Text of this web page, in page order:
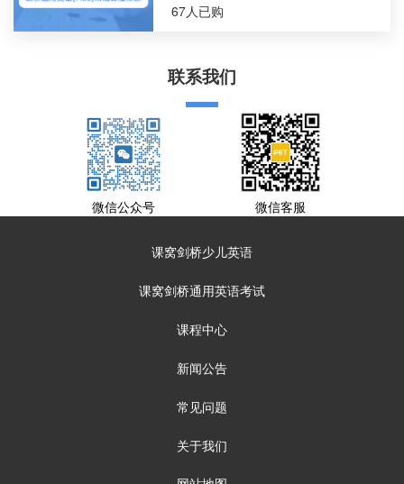
67人已购
联系我们
微信公众号 微信客服
课窝剑桥少儿英语
课窝剑桥通用英语考试
课程中心
新闻公告
常见问题
关于我们